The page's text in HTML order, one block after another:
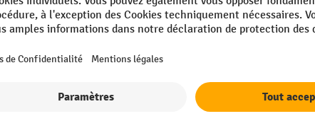
Largeur nominale + 100 mm /
profondeur nominale + 260 mm
50 mm
Profondeur nominale
Afficher tous les détails techniques